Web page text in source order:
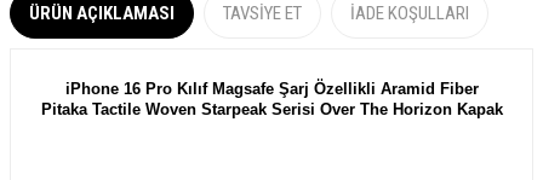
ÜRÜN AÇIKLAMASI TAVSIYE ET İADE KOŞULLARI
iPhone 16 Pro Kılıf Magsafe Şarj Özellikli Aramid Fiber
Pitaka Tactile Woven Starpeak Serisi Over The Horizon Kapak